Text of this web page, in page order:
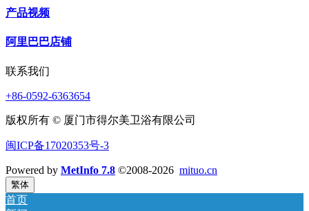
产品视频
阿里巴巴店铺
联系我们
+86-0592-6363654
版权所有 © 厦门市得尔美卫浴有限公司
闽ICP备17020353号-3
Powered by MetInfo 7.8 ©2008-2026 mituo.cn
繁体
首页